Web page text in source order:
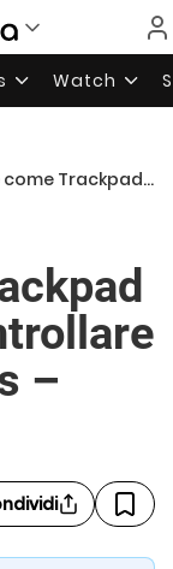
Watch
il tuo PC Windows – Cydia
–